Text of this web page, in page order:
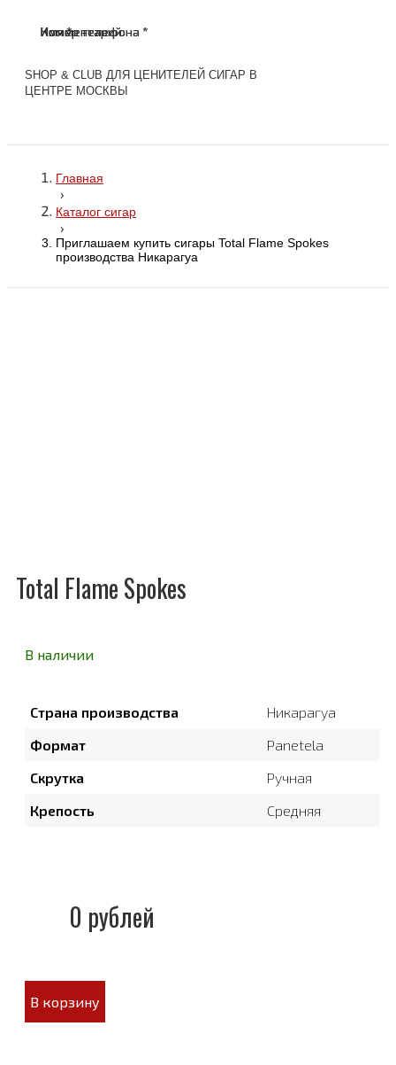
SHOP & CLUB ДЛЯ ЦЕНИТЕЛЕЙ СИГАР В
ЦЕНТРЕ МОСКВЫ
Главная
›
Каталог сигар
›
Приглашаем купить сигары Total Flame Spokes
производства Никарагуа
Total Flame Spokes
В наличии
Страна производства
Никарагуа
Формат
Panetela
Скрутка
Ручная
Крепость
Средняя
0 рублей
В корзину
Имя *
Номер телефона *
Комментарий
Имя *
Номер телефона *
Комментарий